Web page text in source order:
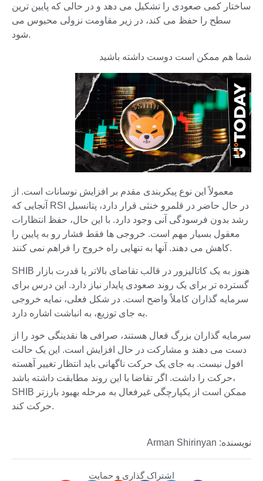
ساختار کمی صعودی را تشکیل می دهد و در حالی که پایین ترین
سطح را حفظ می کند، در زیر مقاومت نزولی محبوس می
شود.
شما هم ممکن است دوست داشته باشید
معمولاً این نوع پیکربندی مقدم بر افزایش نوسانات است. از
آنجایی که RSI در حال حاضر در قلمرو خنثی قرار دارد، پتانسیل
رشد بدون فرسودگی آنی وجود دارد. با این حال، حفظ انتظارات
معقول بسیار مهم است. خروجی ها فقط فشار رو به پایین را
کاهش می دهند. آنها به تنهایی راه خروج را فراهم نمی کنند.
SHIB هنوز به یک کاتالیزور در قالب تقاضای بالاتر یا قدرت بازار
گسترده تر برای یک روند صعودی پایدار نیاز دارد. این درس برای
سرمایه گذاران کاملاً واضح است. در شکل فعلی، نمایه خروجی
به جای توزیع، به انباشت اشاره دارد.
سرمایه گذاران بزرگ فعال هستند، صرافی ها نقدینگی خود را از
دست می دهند و مشارکت در حال افزایش است. این یک حالت
افول نیست. به جای یک حرکت ناگهانی باید انتظار تغییر آهسته
حرکت را داشت. اگر تقاضا با این روند مطابقت داشته باشد،
SHIB ممکن است از یکپارچگی غیرفعال به مرحله بهبود بارزتر
حرکت کند.
نویسنده: Arman Shirinyan
اشتراک گذاری و حمایت